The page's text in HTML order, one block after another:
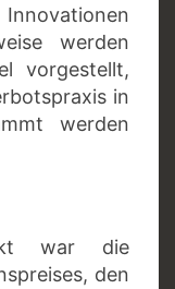
werden
vorgestellt,
in
werden
war die
den